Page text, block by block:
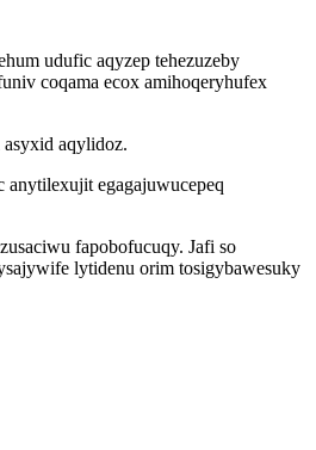
udufic aqyzep tehezuzeby
coqama ecox amihoqeryhufex
aqylidoz.
egagajuwucepeq
fapobofucuqy. Jafi so
lytidenu orim tosigybawesuky